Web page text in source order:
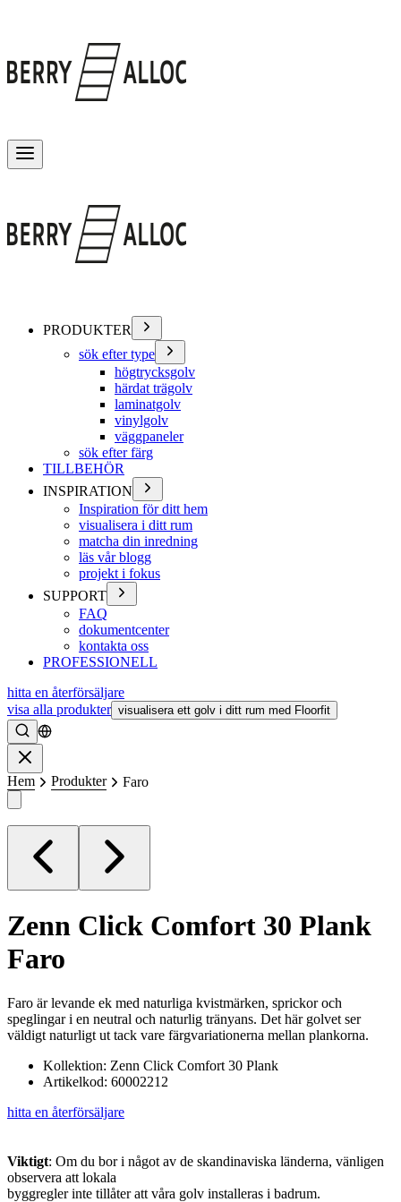
PRODUKTER
sök efter type
högtrycksgolv
härdat trägolv
laminatgolv
vinylgolv
väggpaneler
sök efter färg
TILLBEHÖR
INSPIRATION
Inspiration för ditt hem
visualisera i ditt rum
matcha din inredning
läs vår blogg
projekt i fokus
SUPPORT
FAQ
dokumentcenter
kontakta oss
PROFESSIONELL
hitta en återförsäljare
visa alla produkter visualisera ett golv i ditt rum med Floorfit
Söka
Hem Produkter Faro
Zenn Click Comfort 30 Plank
Faro
Faro är levande ek med naturliga kvistmärken, sprickor och
speglingar i en neutral och naturlig tränyans. Det här golvet ser
väldigt naturligt ut tack vare färgvariationerna mellan plankorna.
Kollektion: Zenn Click Comfort 30 Plank
Artikelkod: 60002212
hitta en återförsäljare
Viktigt: Om du bor i något av de skandinaviska länderna, vänligen
observera att lokala
byggregler inte tillåter att våra golv installeras i badrum.